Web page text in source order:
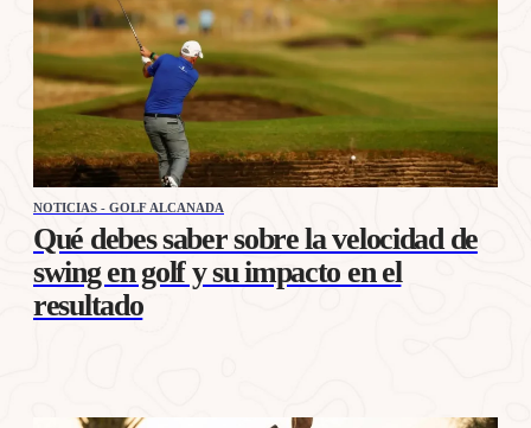
NOTICIAS - GOLF ALCANADA
Qué debes saber sobre la velocidad de
swing en golf y su impacto en el
resultado